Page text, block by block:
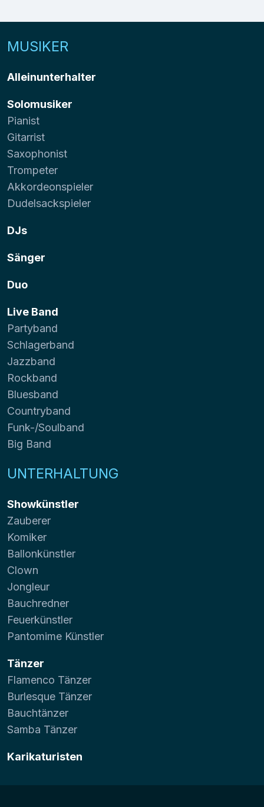
MUSIKER
Alleinunterhalter
Solomusiker
Pianist
Gitarrist
Saxophonist
Trompeter
Akkordeonspieler
Dudelsackspieler
DJs
Sänger
Duo
Live Band
Partyband
Schlagerband
Jazzband
Rockband
Bluesband
Countryband
Funk-/Soulband
Big Band
UNTERHALTUNG
Showkünstler
Zauberer
Komiker
Ballonkünstler
Clown
Jongleur
Bauchredner
Feuerkünstler
Pantomime Künstler
Tänzer
Flamenco Tänzer
Burlesque Tänzer
Bauchtänzer
Samba Tänzer
Karikaturisten